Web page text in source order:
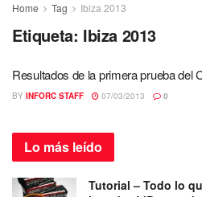
Home Tag Ibiza 2013
Etiqueta: Ibiza 2013
Resultados de la primera prueba del
BY INFORC STAFF 07/03/2013 0
Lo más leído
Tutorial – Todo lo